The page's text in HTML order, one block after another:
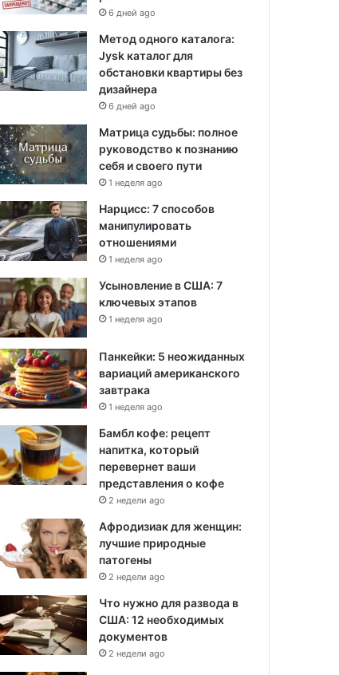
6 дней ago
Метод одного каталога:
Jysk каталог для
обстановки квартиры без
дизайнера
6 дней ago
Матрица судьбы: полное
руководство к познанию
себя и своего пути
1 неделя ago
Нарцисс: 7 способов
манипулировать
отношениями
1 неделя ago
Усыновление в США: 7
ключевых этапов
1 неделя ago
Панкейки: 5 неожиданных
вариаций американского
завтрака
1 неделя ago
Бамбл кофе: рецепт
напитка, который
перевернет ваши
представления о кофе
2 недели ago
Афродизиак для женщин:
лучшие природные
патогены
2 недели ago
Что нужно для развода в
США: 12 необходимых
документов
2 недели ago